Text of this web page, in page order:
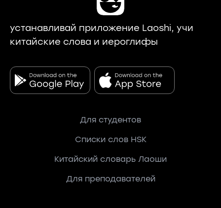
устанавливай приложение Laoshi, учи
китайские слова и иероглифы
Для студентов
Списки слов HSK
Китайский словарь Лаоши
Для преподавателей